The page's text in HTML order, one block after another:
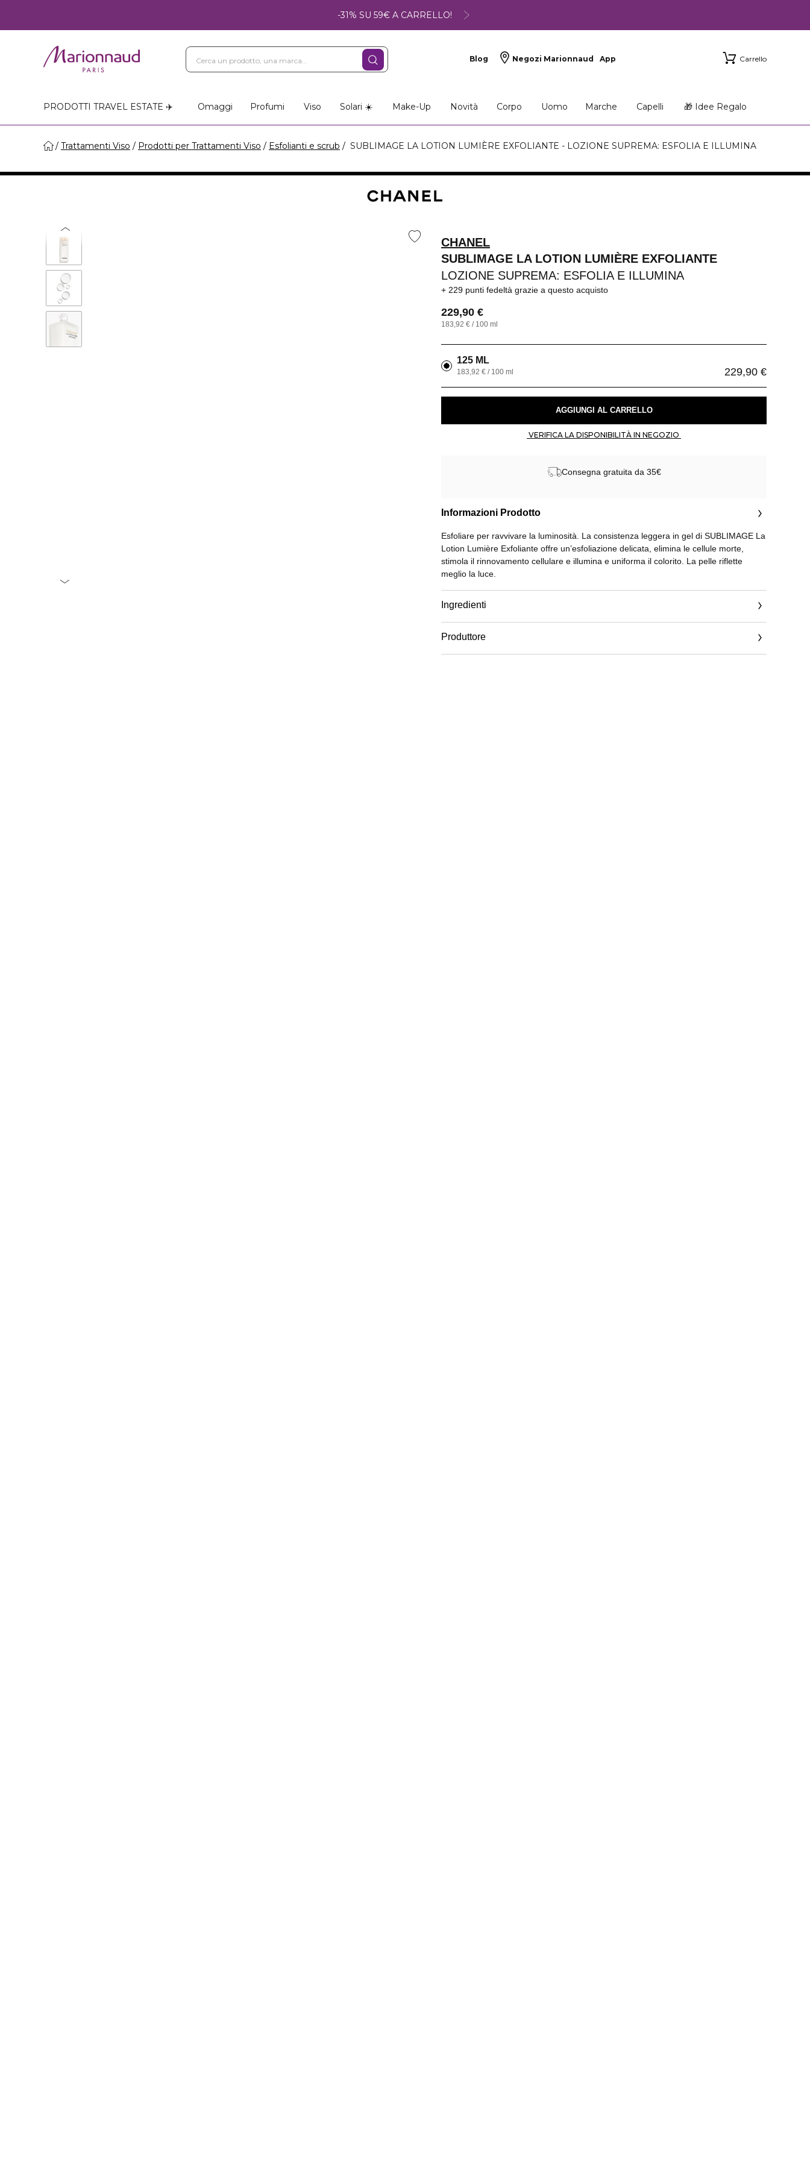
-31% SU 59€ A CARRELLO!
Blog Negozi Marionnaud App Carrello
PRODOTTI TRAVEL ESTATE ✈️ Omaggi Profumi Viso Solari ☀️ Make-Up Novità Corpo Uomo Marche Capelli 🎁 Idee Regalo
Trattamenti Viso Prodotti per Trattamenti Viso Esfolianti e scrub SUBLIMAGE LA LOTION LUMIÈRE EXFOLIANTE - LOZIONE SUPREMA: ESFOLIA E ILLUMINA
CHANEL
SUBLIMAGE LA LOTION LUMIÈRE EXFOLIANTE
LOZIONE SUPREMA: ESFOLIA E ILLUMINA
229 punti fedeltà grazie a questo acquisto
229,90 €
183,92 € / 100 ml
125 ML
229,90 €
183,92 € / 100 ml
AGGIUNGI AL CARRELLO
Consegna gratuita da 35€
Informazioni Prodotto
Esfoliare per ravvivare la luminosità. La consistenza leggera in gel di SUBLIMAGE La
Lotion Lumière Exfoliante offre un’esfoliazione delicata, elimina le cellule morte,
stimola il rinnovamento cellulare e illumina e uniforma il colorito. La pelle riflette
meglio la luce.
Ingredienti
Produttore